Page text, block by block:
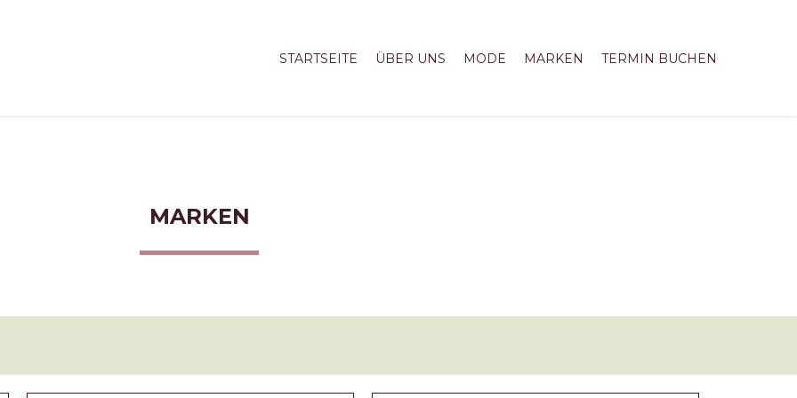
STARTSEITE ÜBER UNS MODE MARKEN TERMIN BUCHEN
MARKEN